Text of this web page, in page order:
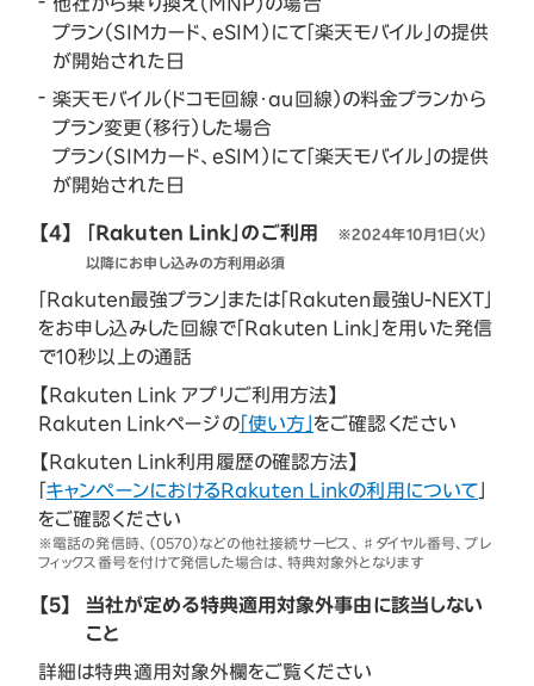
プラン（SIMカード、eSIM）にて「楽天モバイル」の提供
が開始された日
楽天モバイル（ドコモ回線・au回線）の料金プランから
プラン変更（移行）した場合
プラン（SIMカード、eSIM）にて「楽天モバイル」の提供
が開始された日
【4】 「Rakuten Link」のご利用
※2024年10月1日（火）
以降にお申し込みの方利用必須
「Rakuten最強プラン」または「Rakuten最強U-NEXT」
をお申し込みした回線で「Rakuten Link」を用いた発信
で10秒以上の通話
【Rakuten Link アプリご利用方法】
Rakuten Linkページの「使い方」 をご確認ください
【Rakuten Link利用履歴の確認方法】
「キャンペーンにおけるRakuten Linkの利用について
をご確認ください
※電話の発信時、（0570）などの他社接続サービス、♯ダイヤル番号、プレ
フィックス番号を付けて発信した場合は、特典対象外となります
【5】
当社が定める特典適用対象外事由に該当しない
こと
詳細は特典適用対象外欄をご覧ください